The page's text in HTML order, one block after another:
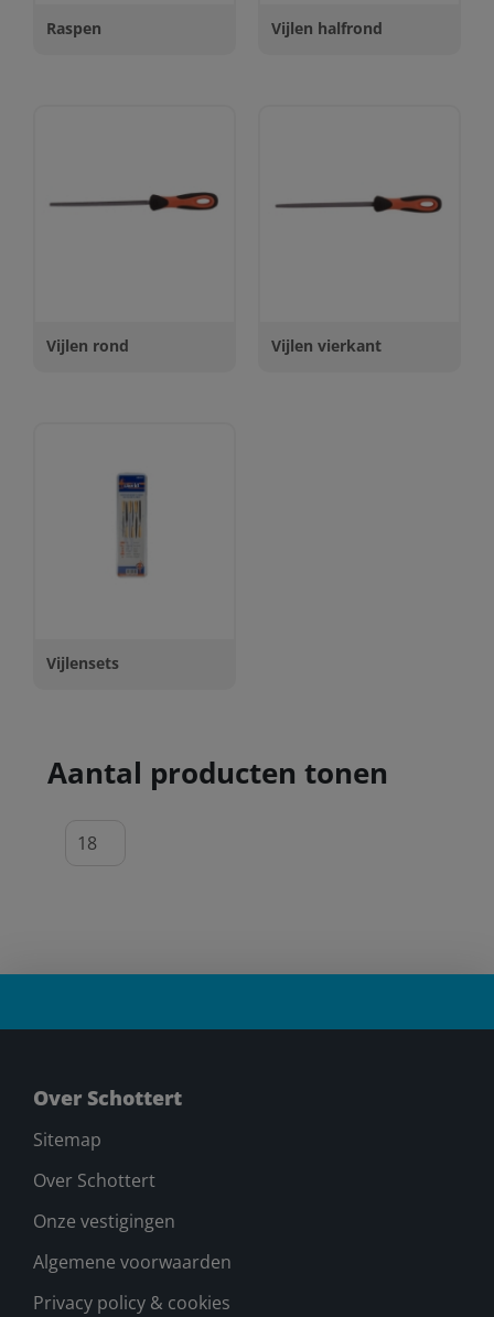
Raspen Vijlen halfrond
Vijlen rond Vijlen vierkant
Vijlensets
Aantal producten tonen
Over Schottert
Sitemap
Over Schottert
Onze vestigingen
Algemene voorwaarden
Privacy policy & cookies